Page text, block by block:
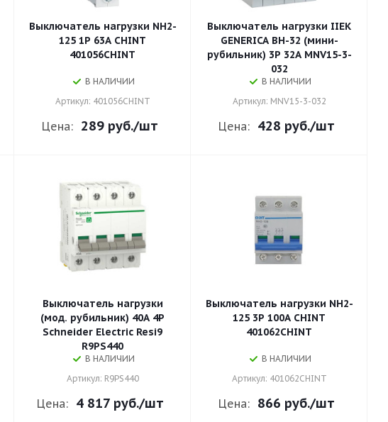
Выключатель нагрузки NH2-
125 1P 63A CHINT
401056CHINT
В НАЛИЧИИ
Артикул: 401056CHINT
Цена: 289 руб./шт
Выключатель нагрузки IIEK
GENERICA ВН-32 (мини-
рубильник) 3Р 32А MNV15-3-
032
В НАЛИЧИИ
Артикул: MNV15-3-032
Цена: 428 руб./шт
Выключатель нагрузки
(мод. рубильник) 40А 4P
Schneider Electric Resi9
R9PS440
В НАЛИЧИИ
Артикул: R9PS440
Цена: 4 817 руб./шт
Выключатель нагрузки NH2-
125 3P 100A CHINT
401062CHINT
В НАЛИЧИИ
Артикул: 401062CHINT
Цена: 866 руб./шт